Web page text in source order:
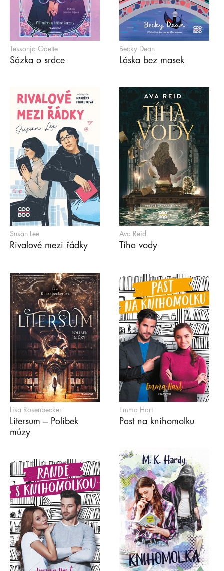
Tessonja Odette
Sázka o srdce
Becky Dean
Láska bez masek
Susan Lee
Rivalové mezi řádky
Ava Reid
Tíha vody
Lisa Rosenbecker
Litersum – Polibek
múzy
Emma Hart
Past na knihomolku